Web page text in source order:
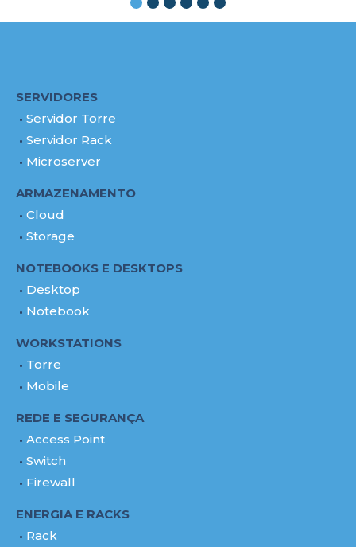
SERVIDORES
Servidor Torre
Servidor Rack
Microserver
ARMAZENAMENTO
Cloud
Storage
NOTEBOOKS E DESKTOPS
Desktop
Notebook
WORKSTATIONS
Torre
Mobile
REDE E SEGURANÇA
Access Point
Switch
Firewall
ENERGIA E RACKS
Rack